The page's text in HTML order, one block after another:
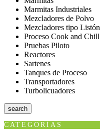
Marmitas Industriales
Mezcladores de Polvo
Mezcladores tipo Listón
Proceso Cook and Chill
Pruebas Piloto
Reactores
Sartenes
Tanques de Proceso
Transportadores
Turbolicuadores
search
CATEGORÍAS